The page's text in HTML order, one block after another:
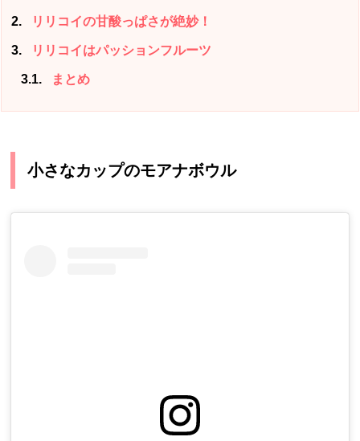
2 リリコイの甘酸っぱさが絶妙！
3 リリコイはパッションフルーツ
3.1 まとめ
小さなカップのモアナボウル